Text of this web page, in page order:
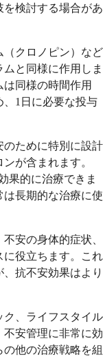
検討する場合があ
（クロノピン）など
と同様に作用しま
同様の時間作用
、1日に必要な投与
のために特別に設計
が含まれます。
果的に治療できま
長期的な治療に使
安の身体的症状、
に役立ちます。これ
抗不安効果はより
ク、ライフスタイル
安管理に非常に効
他の治療戦略を組